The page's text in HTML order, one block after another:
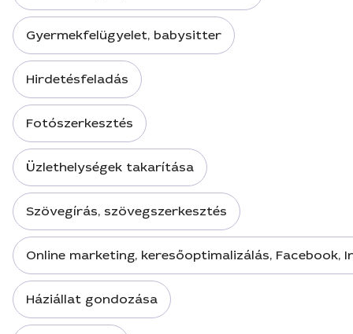
Gyermekfelügyelet, babysitter
Hirdetésfeladás
Fotószerkesztés
Üzlethelységek takarítása
Szövegírás, szövegszerkesztés
Online marketing, keresőoptimalizálás, Facebook,
Háziállat gondozása